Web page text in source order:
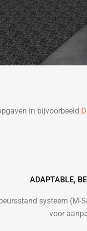
in bijvoorbeeld
ADAPTABLE,
systeem
voor